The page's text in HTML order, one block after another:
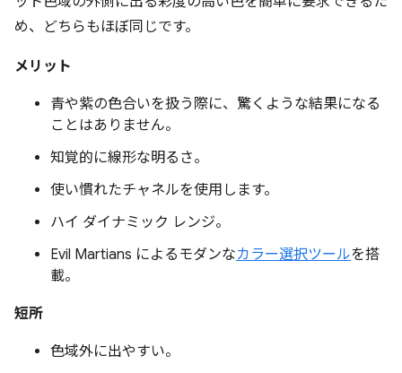
め、どちらもほぼ同じです。
メリット
青や紫の色合いを扱う際に、驚くような結果になる
ことはありません。
知覚的に線形な明るさ。
使い慣れたチャネルを使用します。
ハイ ダイナミック レンジ。
Evil Martians によるモダンなカラー選択ツールを搭
載。
短所
色域外に出やすい。